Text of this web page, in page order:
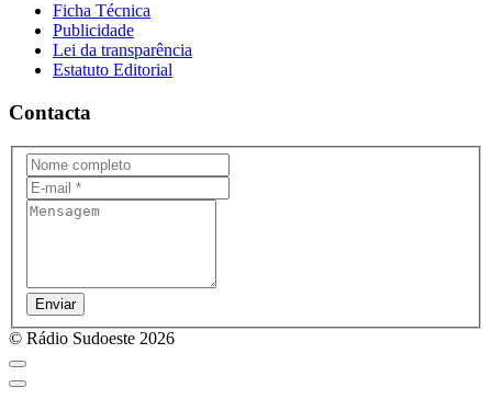
Ficha Técnica
Publicidade
Lei da transparência
Estatuto Editorial
Contacta
Enviar
© Rádio Sudoeste 2026